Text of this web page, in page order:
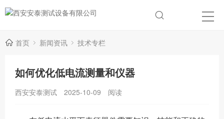
首页 新闻资讯 技术专栏
如何优化低电流测量和仪器
西安安泰测试 2025-10-09 阅读